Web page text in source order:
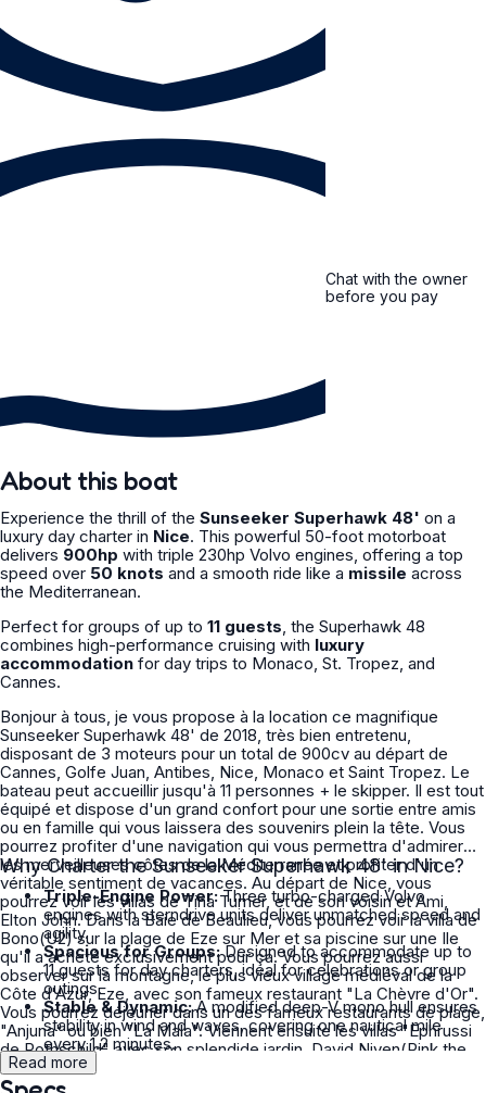
Chat with the owner
before you pay
About this boat
Experience the thrill of the Sunseeker Superhawk 48' on a
luxury day charter in Nice. This powerful 50-foot motorboat
delivers 900hp with triple 230hp Volvo engines, offering a top
speed over 50 knots and a smooth ride like a missile across
the Mediterranean.
Perfect for groups of up to 11 guests, the Superhawk 48
combines high-performance cruising with luxury
accommodation for day trips to Monaco, St. Tropez, and
Cannes.
Bonjour à tous, je vous propose à la location ce magnifique
Sunseeker Superhawk 48' de 2018, très bien entretenu,
disposant de 3 moteurs pour un total de 900cv au départ de
Cannes, Golfe Juan, Antibes, Nice, Monaco et Saint Tropez. Le
bateau peut accueillir jusqu'à 11 personnes + le skipper. Il est tout
équipé et dispose d'un grand confort pour une sortie entre amis
ou en famille qui vous laissera des souvenirs plein la tête. Vous
pourrez profiter d'une navigation qui vous permettra d'admirer
les merveilleuses côtes de la Méditerranée et profiter d'un
véritable sentiment de vacances. Au départ de Nice, vous
pourrez voir les villas de Tina Turner, et de son voisin et Ami,
Elton John. Dans la Baie de Beaulieu, vous pourrez voir la villa de
Bono(U2) sur la plage de Eze sur Mer et sa piscine sur une Ile
qu'il a acheté exclusivement pour ça. Vous pourrez aussi
observer sur la montagne, le plus vieux village médiéval de la
Côte d'Azur, Eze, avec son fameux restaurant "La Chèvre d'Or".
Vous pourrez déjeuner dans un des fameux restaurants de plage,
"Anjuna" ou bien "La Mala". Viennent ensuite les villas "Ephrussi
de Rothschild" avec son splendide jardin, David Niven(Pink the
Panther) et ses fenêtres en mirroirs et la villa de Paul allen(Bill
Gate's associate) qu'il loue à Angelina Jolie. Passés les Ports de
Why Charter the Sunseeker Superhawk 48' in Nice?
Triple-Engine Power:Three turbo-charged Volvo
engines with sterndrive units deliver unmatched speed and
agility.
Spacious for Groups:Designed to accommodate up to
11 guests for day charters, ideal for celebrations or group
outings.
Stable & Dynamic:A modified deep-V mono hull ensures
stability in wind and waves, covering one nautical mile
every 1.2 minutes.
Luxury Features:
doors, Lapis blue vanity top, and full galley with storage and
Read more